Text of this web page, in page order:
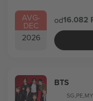
AVG-
DEC
2026
od16.082
BTS
SG,PE,MY